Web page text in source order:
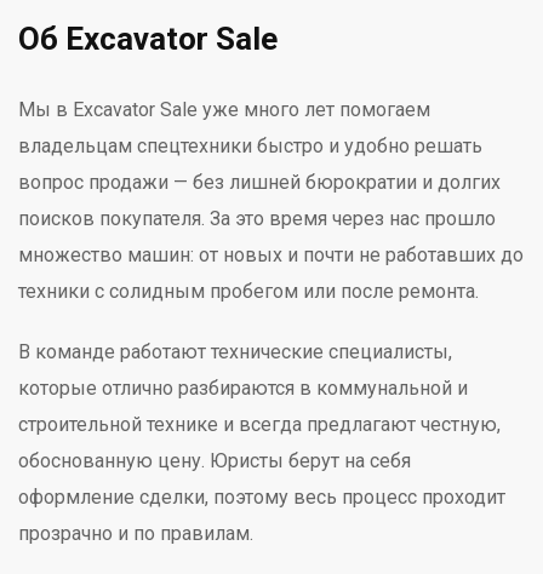
Об Excavator Sale
Мы в Excavator Sale уже много лет помогаем
владельцам спецтехники быстро и удобно решать
вопрос продажи — без лишней бюрократии и долгих
поисков покупателя. За это время через нас прошло
множество машин: от новых и почти не работавших до
техники с солидным пробегом или после ремонта.
В команде работают технические специалисты,
которые отлично разбираются в коммунальной и
строительной технике и всегда предлагают честную,
обоснованную цену. Юристы берут на себя
оформление сделки, поэтому весь процесс проходит
прозрачно и по правилам.